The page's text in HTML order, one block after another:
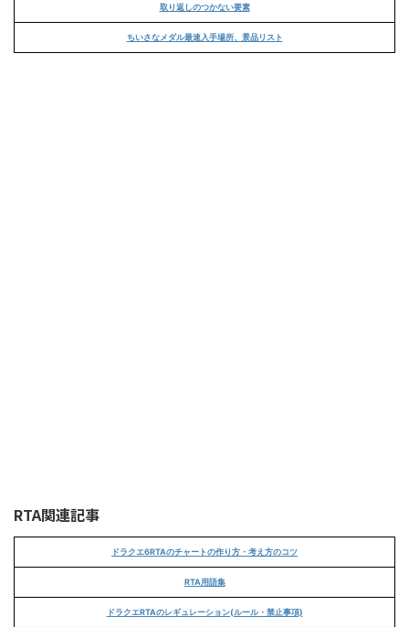
取り返しのつかない要素
ちいさなメダル最速入手場所、景品リスト
RTA関連記事
ドラクエ6RTAのチャートの作り方・考え方のコツ
RTA用語集
ドラクエRTAのレギュレーション(ルール・禁止事項)